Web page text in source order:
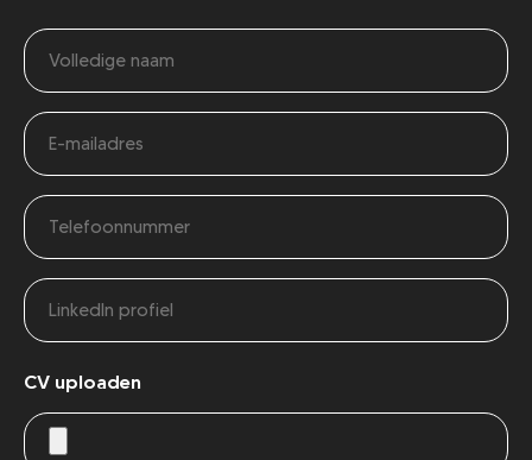
Naam
(Vereist)
E-
mailadres
(Vereist)
Telefoonnummer
(Vereist)
Site
CV uploaden